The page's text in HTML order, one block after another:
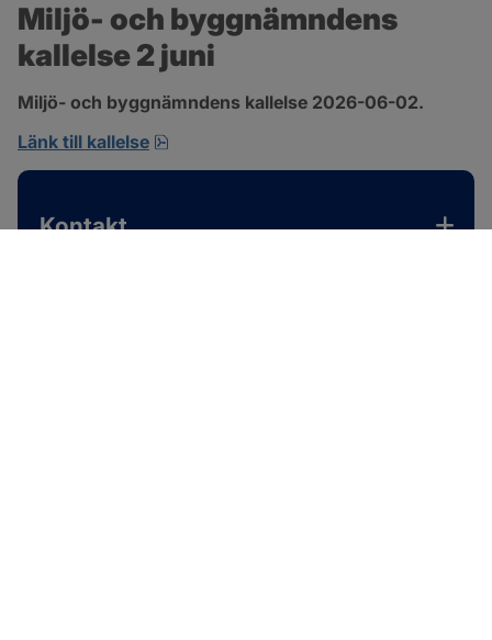
Miljö- och byggnämndens
kallelse 2 juni
Miljö- och byggnämndens kallelse 2026-06-02.
Länk till kallelse
Kontakt